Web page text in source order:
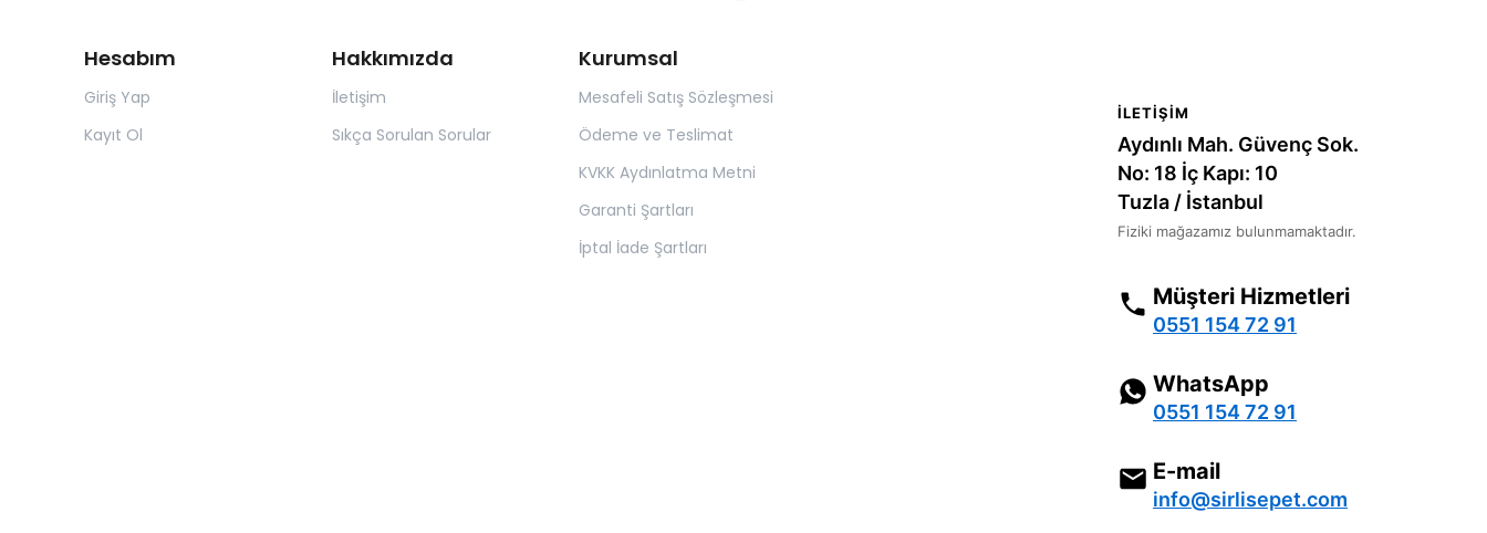
Hesabım
Giriş Yap
Kayıt Ol
Hakkımızda
İletişim
Sıkça Sorulan Sorular
Kurumsal
Mesafeli Satış Sözleşmesi
Ödeme ve Teslimat
KVKK Aydınlatma Metni
Garanti Şartları
İptal İade Şartları
İLETIŞIM
Aydınlı Mah. Güvenç Sok.
No: 18 İç Kapı: 10
Tuzla / İstanbul
Fiziki mağazamız bulunmamaktadır.
Müşteri Hizmetleri
0551 154 72 91
WhatsApp
0551 154 72 91
E-mail
info@sirlisepet.com